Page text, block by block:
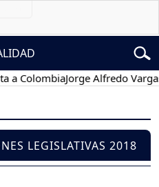
ColombiaJorge Alfredo Vargas
LEGISLATIVAS 2018